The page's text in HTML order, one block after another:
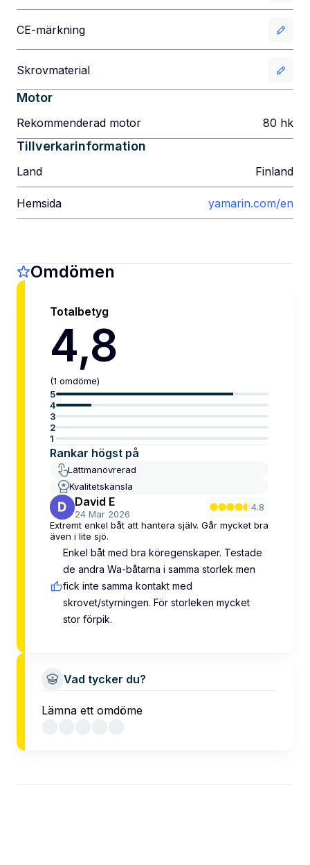
CE-märkning
Skrovmaterial
Motor
Rekommenderad motor 80 hk
Tillverkarinformation
Land Finland
Hemsida yamarin.com/en
Omdömen
Totalbetyg
4,8
(1 omdöme)
5
4
3
2
1
Rankar högst på
Lättmanövrerad
Kvalitetskänsla
David E
24 Mar 2026
4.8
Extremt enkel båt att hantera själv. Går mycket bra
även i lite sjö.
Enkel båt med bra köregenskaper. Testade
de andra Wa-båtarna i samma storlek men
fick inte samma kontakt med
skrovet/styrningen. För storleken mycket
stor förpik.
Vad tycker du?
Lämna ett omdöme